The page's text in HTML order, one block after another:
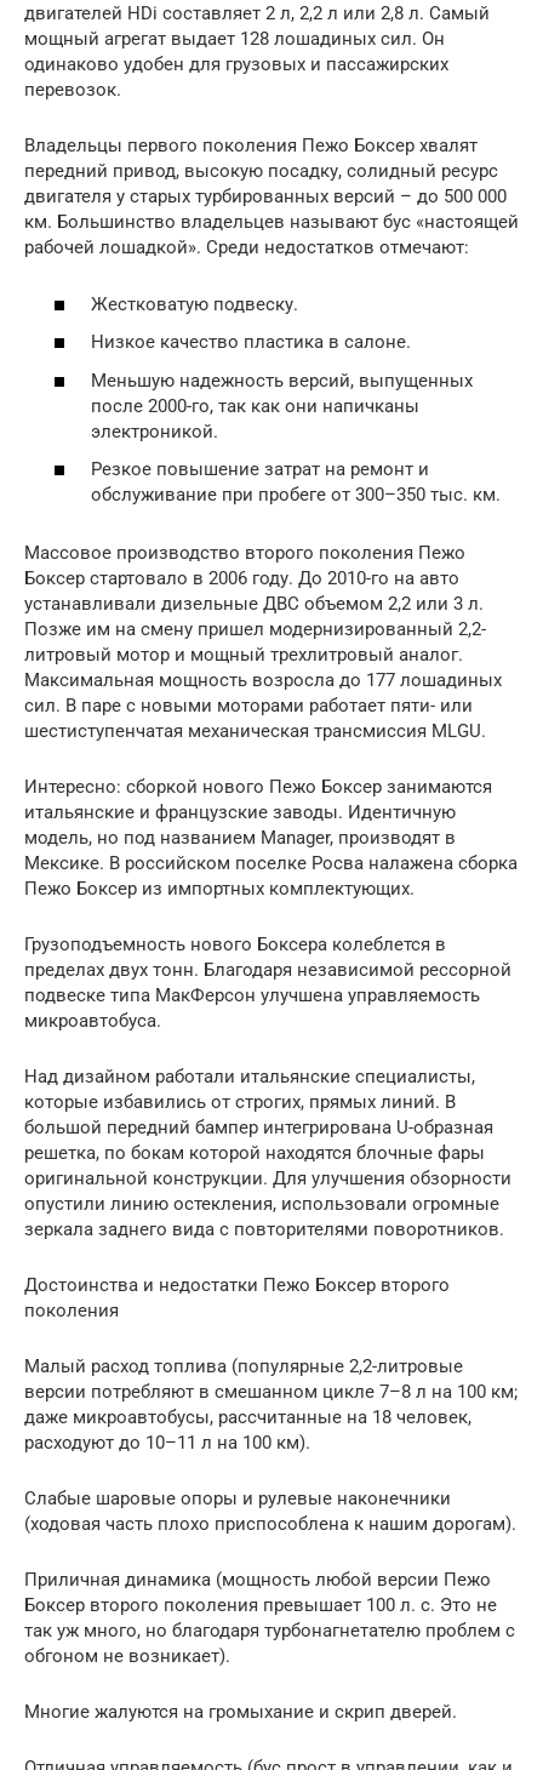
двигателей HDi составляет 2 л, 2,2 л или 2,8 л. Самый
мощный агрегат выдает 128 лошадиных сил. Он
одинаково удобен для грузовых и пассажирских
перевозок.
Владельцы первого поколения Пежо Боксер хвалят
передний привод, высокую посадку, солидный ресурс
двигателя у старых турбированных версий – до 500 000
км. Большинство владельцев называют бус «настоящей
рабочей лошадкой». Среди недостатков отмечают:
Жестковатую подвеску.
Низкое качество пластика в салоне.
Меньшую надежность версий, выпущенных
после 2000-го, так как они напичканы
электроникой.
Резкое повышение затрат на ремонт и
обслуживание при пробеге от 300–350 тыс. км.
Массовое производство второго поколения Пежо
Боксер стартовало в 2006 году. До 2010-го на авто
устанавливали дизельные ДВС объемом 2,2 или 3 л.
Позже им на смену пришел модернизированный 2,2-
литровый мотор и мощный трехлитровый аналог.
Максимальная мощность возросла до 177 лошадиных
сил. В паре с новыми моторами работает пяти- или
шестиступенчатая механическая трансмиссия MLGU.
Интересно: сборкой нового Пежо Боксер занимаются
итальянские и французские заводы. Идентичную
модель, но под названием Manager, производят в
Мексике. В российском поселке Росва налажена сборка
Пежо Боксер из импортных комплектующих.
Грузоподъемность нового Боксера колеблется в
пределах двух тонн. Благодаря независимой рессорной
подвеске типа МакФерсон улучшена управляемость
микроавтобуса.
Над дизайном работали итальянские специалисты,
которые избавились от строгих, прямых линий. В
большой передний бампер интегрирована U-образная
решетка, по бокам которой находятся блочные фары
оригинальной конструкции. Для улучшения обзорности
опустили линию остекления, использовали огромные
зеркала заднего вида с повторителями поворотников.
Достоинства и недостатки Пежо Боксер второго
поколения
Малый расход топлива (популярные 2,2-литровые
версии потребляют в смешанном цикле 7–8 л на 100 км;
даже микроавтобусы, рассчитанные на 18 человек,
расходуют до 10–11 л на 100 км).
Слабые шаровые опоры и рулевые наконечники
(ходовая часть плохо приспособлена к нашим дорогам).
Приличная динамика (мощность любой версии Пежо
Боксер второго поколения превышает 100 л. с. Это не
так уж много, но благодаря турбонагнетателю проблем с
обгоном не возникает).
Многие жалуются на громыхание и скрип дверей.